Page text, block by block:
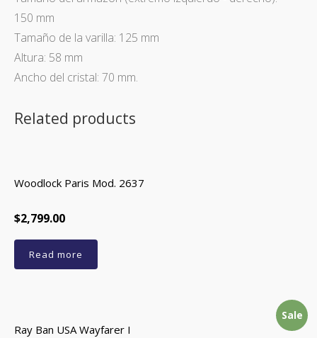
150 mm
Tamaño de la varilla: 125 mm
Altura: 58 mm
Ancho del cristal: 70 mm.
Related products
Woodlock Paris Mod. 2637
$2,799.00
Read more
Sale
Ray Ban USA Wayfarer I